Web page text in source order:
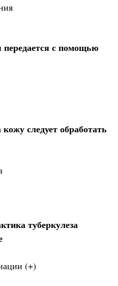
с помощью
следует обработать
туберкулеза
(+)